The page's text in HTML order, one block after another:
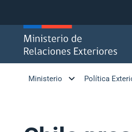
Ministerio Política